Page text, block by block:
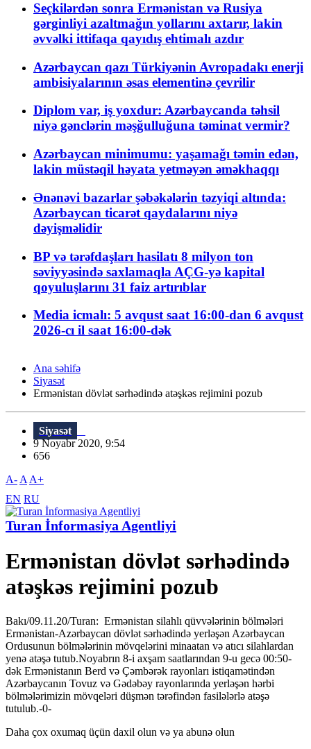
Seçkilərdən sonra Ermənistan və Rusiya
gərginliyi azaltmağın yollarını axtarır, lakin
əvvəlki ittifaqa qayıdış ehtimalı azdır
Azərbaycan qazı Türkiyənin Avropadakı enerji
ambisiyalarının əsas elementinə çevrilir
Diplom var, iş yoxdur: Azərbaycanda təhsil
niyə gənclərin məşğulluğuna təminat vermir?
Azərbaycan minimumu: yaşamağı təmin edən,
lakin müstəqil həyata yetməyən əməkhaqqı
Ənənəvi bazarlar şəbəkələrin təzyiqi altında:
Azərbaycan ticarət qaydalarını niyə
dəyişməlidir
BP və tərəfdaşları hasilatı 8 milyon ton
səviyyəsində saxlamaqla AÇG-yə kapital
qoyuluşlarını 31 faiz artırıblar
Media icmalı: 5 avqust saat 16:00-dan 6 avqust
2026-cı il saat 16:00-dək
Ana səhifə
Siyasət
Ermənistan dövlət sərhədində atəşkəs rejimini pozub
Siyasət
9 Noyabr 2020, 9:54
656
A- A A+
EN RU
Turan İnformasiya Agentliyi
Ermənistan dövlət sərhədində
atəşkəs rejimini pozub
Bakı/09.11.20/Turan: Ermənistan silahlı qüvvələrinin bölmələri
Ermənistan-Azərbaycan dövlət sərhədində yerləşən Azərbaycan
Ordusunun bölmələrinin mövqelərini minaatan və atıcı silahlardan
yenə atəşə tutub.Noyabrın 8-i axşam saatlarından 9-u gecə 00:50-
dək Ermənistanın Berd və Çəmbərək rayonları istiqamətindən
Azərbaycanın Tovuz və Gədəbəy rayonlarında yerləşən hərbi
bölmələrimizin mövqeləri düşmən tərəfindən fasilələrlə atəşə
tutulub.-0-
Daha çox oxumaq üçün daxil olun və ya abunə olun